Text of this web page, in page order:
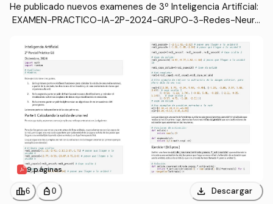
He publicado nuevos examenes de 3º Inteligencia Artificial:
EXAMEN-PRACTICO-IA-2P-2024-GRUPO-3-Redes-Neuro
9 páginas
leaderboard6 personal_bag 0 download Descargar